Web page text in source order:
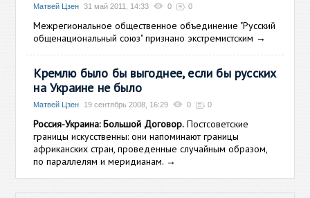
Матвей Цзен 31 май 2011, 14:33 0 0
Межрегиональное общественное объединение "Русский
общенациональный союз" признано экстремистским →
Кремлю было бы выгоднее, если бы русских
на Украине не было
Матвей Цзен 19 сентябрь 2008, 16:29 0 0
Россия-Украина: Большой Договор. Постсоветские
границы искусственны: они напоминают границы
африканских стран, проведенные случайным образом,
по параллелям и меридианам. →